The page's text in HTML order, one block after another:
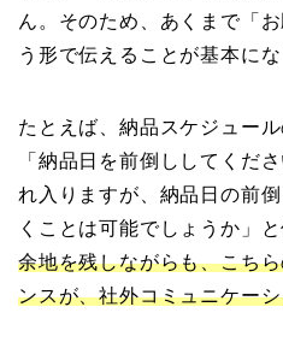
ん。そのため、あくまで「
う形で伝えることが基本にな
たとえば、納品スケジュー
「納品日を前倒ししてくだ
れ入りますが、納品日の前
くことは可能でしょうか」
余地を残しながらも、こち
ンスが、社外コミュニケー